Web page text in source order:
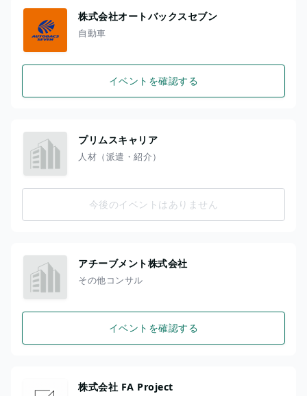
株式会社オートバックスセブン
自動車
イベントを確認する
プリムスキャリア
人材（派遣・紹介）
今後のイベントはありません
アチーブメント株式会社
その他コンサル
イベントを確認する
株式会社 FA Project